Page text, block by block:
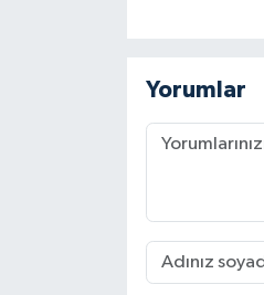
Yorumlar